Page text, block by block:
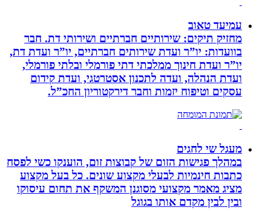
עמיעד טאוב
מחזיק תיקים: שירותיים חברתיים ושירותי דת. חבר
בוועדות: יו”ר ועדת שירותים חברתיים, יו”ר ועדת דת,
יו”ר ועדת חינוך ממלכתי דתי פורמלי ובלתי פורמלי,
ועדת הנהלה, ועדה לתכנון אסטרטגי, ועדת קידום
עסקים וטיפוח יזמות וחבר דירקטוריון החכ”ל.
מעגל שי לחגים
במהלך פגישות הזום של קבוצות זום, הוענקו כשי לפסח
כתבות חינמיות לבעלי מקצוע שונים. כל בעל מקצוע
מציג מאמר מקצועי מסוגנן המשקף את תחום עיסוקו
ובין לבין מקדם אותו בגוגל